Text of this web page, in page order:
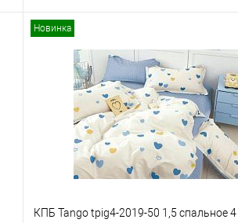
Купить в 1 клик
Сравнение
В избранное
В наличии
Новинка
КПБ Tango tpig4-2019-50 1,5 спальное 4